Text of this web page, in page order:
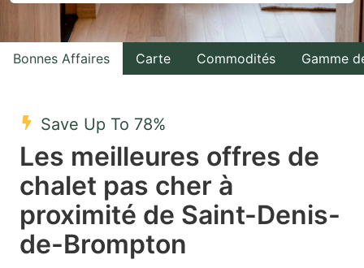
interact
with
the
select
date.
Press
the
question
interact
with
the
a
date.
Press
Bonnes Affaires Carte Commodités Gamme
Save Up To 78%
Les meilleures offres de
chalet pas cher à
proximité de Saint-Denis-
de-Brompton